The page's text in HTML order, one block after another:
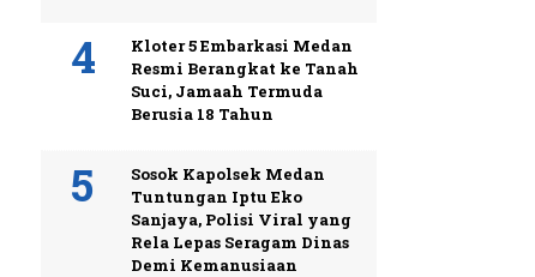
Kloter 5 Embarkasi Medan
Resmi Berangkat ke Tanah
Suci, Jamaah Termuda
Berusia 18 Tahun
Sosok Kapolsek Medan
Tuntungan Iptu Eko
Sanjaya, Polisi Viral yang
Rela Lepas Seragam Dinas
Demi Kemanusiaan